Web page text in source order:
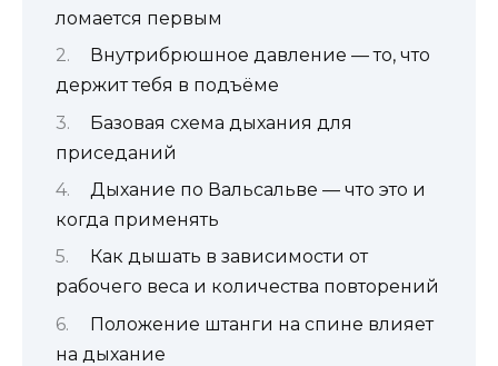
ломается первым
Внутрибрюшное давление — то, что
держит тебя в подъёме
Базовая схема дыхания для
приседаний
Дыхание по Вальсальве — что это и
когда применять
Как дышать в зависимости от
рабочего веса и количества повторений
Положение штанги на спине влияет
на дыхание